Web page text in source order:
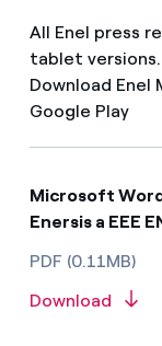
All Enel press
tablet versions.
Download
Google Play
Microsoft
Enersis a EEE
PDF (0.11MB)
Download